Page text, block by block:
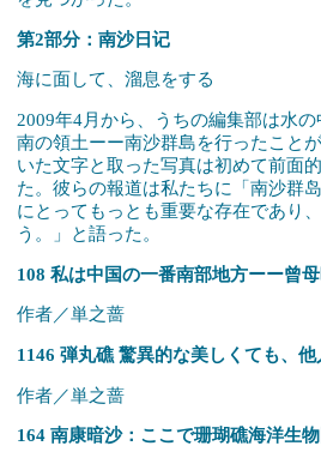
第2部分：南沙日记
海に面して、溜息をする
2009年4月から、うちの編集部は水
南の領土ーー南沙群島を行ったこと
いた文字と取った写真は初めて前面
た。彼らの報道は私たちに「南沙群
にとってもっとも重要な存在であり
う。」と語った。
108 私は中国の一番南部地方ーー曾母
作者／単之蔷
1146 弾丸礁 驚異的な美しくても、他
作者／単之蔷
164 南康暗沙：ここで珊瑚礁海洋生